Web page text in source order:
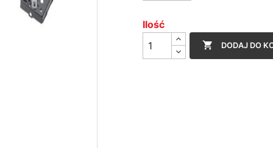
Ilość
 DODAJ DO